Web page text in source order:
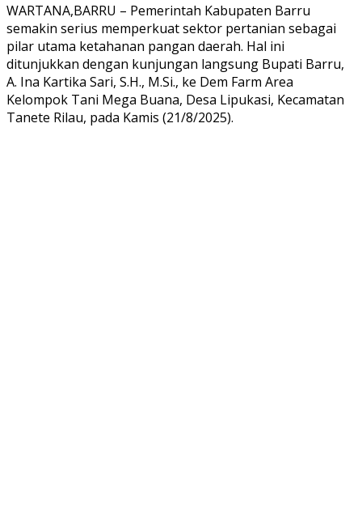
WARTANA,BARRU – Pemerintah Kabupaten Barru
semakin serius memperkuat sektor pertanian sebagai
pilar utama ketahanan pangan daerah. Hal ini
ditunjukkan dengan kunjungan langsung Bupati Barru,
A. Ina Kartika Sari, S.H., M.Si., ke Dem Farm Area
Kelompok Tani Mega Buana, Desa Lipukasi, Kecamatan
Tanete Rilau, pada Kamis (21/8/2025).